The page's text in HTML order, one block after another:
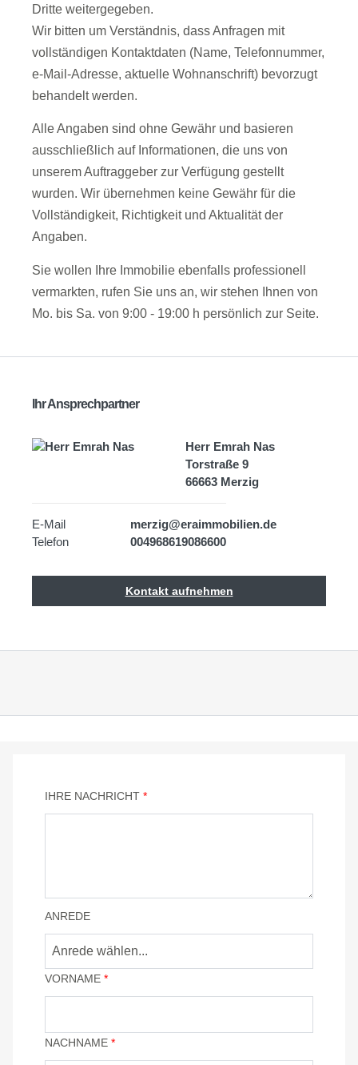
Dritte weitergegeben.
Wir bitten um Verständnis, dass Anfragen mit
vollständigen Kontaktdaten (Name, Telefonnummer,
e-Mail-Adresse, aktuelle Wohnanschrift) bevorzugt
behandelt werden.
Alle Angaben sind ohne Gewähr und basieren
ausschließlich auf Informationen, die uns von
unserem Auftraggeber zur Verfügung gestellt
wurden. Wir übernehmen keine Gewähr für die
Vollständigkeit, Richtigkeit und Aktualität der
Angaben.
Sie wollen Ihre Immobilie ebenfalls professionell
vermarkten, rufen Sie uns an, wir stehen Ihnen von
Mo. bis Sa. von 9:00 - 19:00 h persönlich zur Seite.
Ihr Ansprechpartner
Herr Emrah Nas
Torstraße 9
66663 Merzig
E-Mail
merzig@eraimmobilien.de
Telefon
004968619086600
Kontakt aufnehmen
IHRE NACHRICHT *
ANREDE
VORNAME *
NACHNAME *